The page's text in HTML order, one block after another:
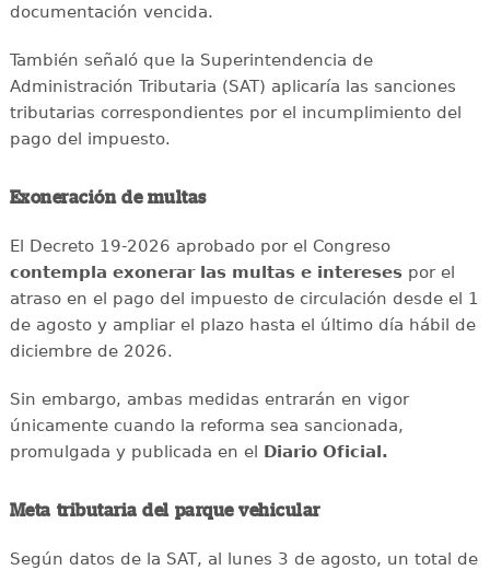
documentación vencida.
También señaló que la Superintendencia de
Administración Tributaria (SAT) aplicaría las sanciones
tributarias correspondientes por el incumplimiento del
pago del impuesto.
Exoneración de multas
El Decreto 19-2026 aprobado por el Congreso
contempla exonerar las multas e interesespor el
atraso en el pago del impuesto de circulación desde el 1
de agosto y ampliar el plazo hasta el último día hábil de
diciembre de 2026.
Sin embargo, ambas medidas entrarán en vigor
únicamente cuando la reforma sea sancionada,
promulgada y publicada en el Diario Oficial.
Meta tributaria del parque vehicular
Según datos de la SAT, al lunes 3 de agosto, un total de